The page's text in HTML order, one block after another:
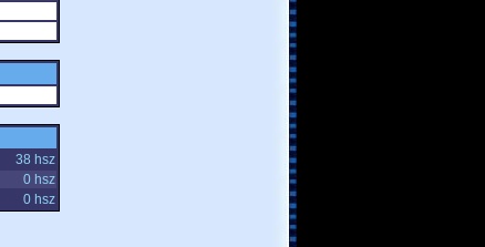
38 hsz
0 hsz
0 hsz